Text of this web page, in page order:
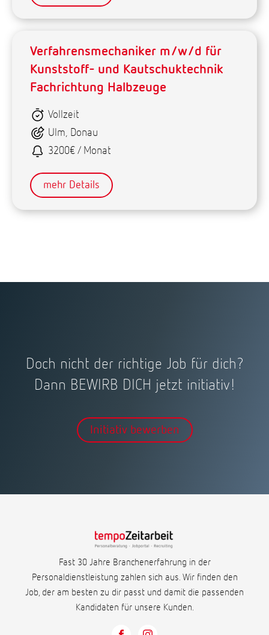
Verfahrensmechaniker m/w/d für
Kunststoff- und Kautschuktechnik
Fachrichtung Halbzeuge
Vollzeit
Ulm, Donau
3200€ / Monat
mehr Details
Doch nicht der richtige Job für dich?
Dann BEWIRB DICH jetzt initiativ!
Initiativ bewerben
Fast 30 Jahre Branchenerfahrung in der
Personaldienstleistung zahlen sich aus. Wir finden den
Job, der am besten zu dir passt und damit die passenden
Kandidaten für unsere Kunden.